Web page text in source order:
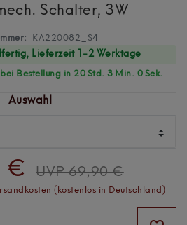
Schalter, 3W
KA220082_S4
Lieferzeit 1-2 Werktage
Bestellung in 20 Std. 2 Min. 59 Sek.
Auswahl
€ UVP 69,90 €
(kostenlos in Deutschland)